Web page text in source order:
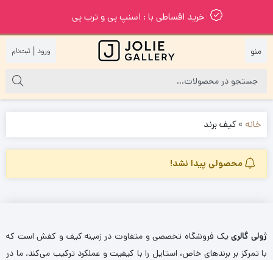
خرید اقساطی با : اسنپ پی و ترب پی
|
خانه »کیف برند
محصولی پیدا نشد!
ژولی گالرییک فروشگاه تخصصی و متفاوت در زمینه کیف و کفش است که
با تمرکز بر برندهای خاص، استایل را با کیفیت و عملکرد ترکیب می‌کند. ما در